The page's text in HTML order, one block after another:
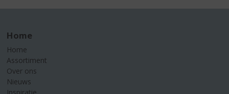
Home
Home
Assortiment
Over ons
Nieuws